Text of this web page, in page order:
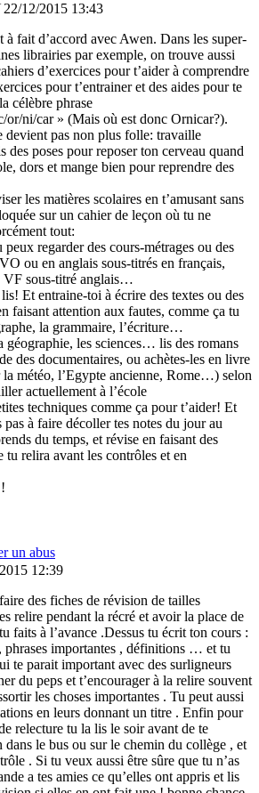
22/12/2015 13:43
à fait d’accord avec Awen. Dans les super-
librairies par exemple, on trouve aussi
d’exercices pour t’aider à comprendre
pour t’entrainer et des aides pour te
célèbre phrase
or/ni/car » (Mais où est donc Ornicar?).
devient pas non plus folle: travaille
des poses pour reposer ton cerveau quand
dors et mange bien pour reprendre des
les matières scolaires en t’amusant sans
sur un cahier de leçon où tu ne
tout:
peux regarder des cours-métrages ou des
ou en anglais sous-titrés en français,
VF sous-titré anglais…
Et entraine-toi à écrire des textes ou des
faisant attention aux fautes, comme ça tu
la grammaire, l’écriture…
géographie, les sciences… lis des romans
des documentaires, ou achètes-les en livre
la météo, l’Egypte ancienne, Rome…) selon
actuellement à l’école
techniques comme ça pour t’aider! Et
pas à faire décoller tes notes du jour au
du temps, et révise en faisant des
tu relira avant les contrôles et en
un abus
12:39
des fiches de révision de tailles
relire pendant la récré et avoir la place de
faits à l’avance .Dessus tu écrit ton cours :
phrases importantes , définitions … et tu
te parait important avec des surligneurs
du peps et t’encourager à la relire souvent
les choses importantes . Tu peut aussi
en leurs donnant un titre . Enfin pour
relecture tu la lis le soir avant de te
dans le bus ou sur le chemin du collège , et
. Si tu veux aussi être sûre que tu n’as
a tes amies ce qu’elles ont appris et lis